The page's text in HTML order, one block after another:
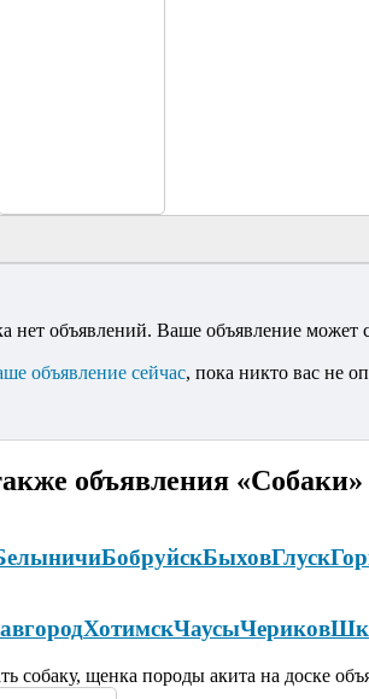
нет объявлений. Ваше объявление может
объявление сейчас, пока никто вас не
объявления «Собаки»
БобруйскБыховГлуск
ХотимскЧаусыЧериков
собаку, щенка породы акита на доске